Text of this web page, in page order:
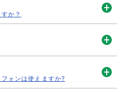
か？
ォンは使えますか?